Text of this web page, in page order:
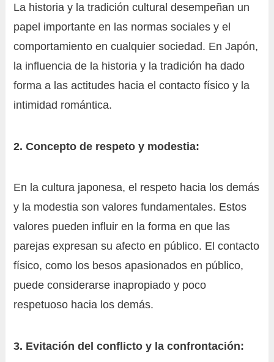
La historia y la tradición cultural desempeñan un
papel importante en las normas sociales y el
comportamiento en cualquier sociedad. En Japón,
la influencia de la historia y la tradición ha dado
forma a las actitudes hacia el contacto físico y la
intimidad romántica.
2. Concepto de respeto y modestia:
En la cultura japonesa, el respeto hacia los demás
y la modestia son valores fundamentales. Estos
valores pueden influir en la forma en que las
parejas expresan su afecto en público. El contacto
físico, como los besos apasionados en público,
puede considerarse inapropiado y poco
respetuoso hacia los demás.
3. Evitación del conflicto y la confrontación: